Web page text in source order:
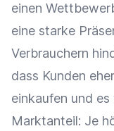
einen
eine starke
Verbrauchern
dass Kunden
einkaufen und
Marktanteil: Je